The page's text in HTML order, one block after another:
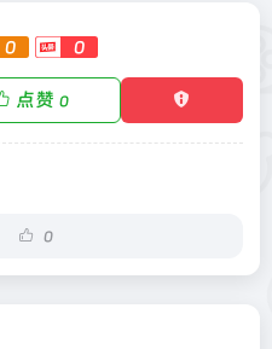
0 0
点赞 0
0